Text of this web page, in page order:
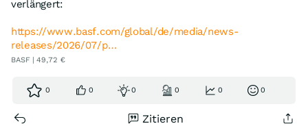
verlängert:
https://www.basf.com/global/de/media/news-
releases/2026/07/p…
BASF | 49,72 €
0 0 0 0 0 0
Zitieren